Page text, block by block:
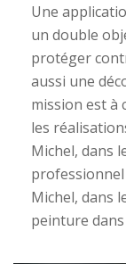
Une
un double
protéger
aussi une
mission est à
les
Michel, dans
Michel, dans
peinture